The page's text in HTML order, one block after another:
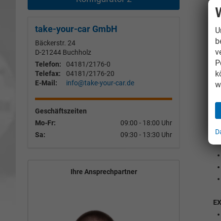
take-your-car GmbH
Bäckerstr. 24
D-21244 Buchholz
Telefon:
04181/2176-0
Telefax:
04181/2176-20
E-Mail:
info@take-your-car.de
Geschäftszeiten
Mo-Fr:
09:00 - 18:00 Uhr
Sa:
09:30 - 13:30 Uhr
Ihre Ansprechpartner